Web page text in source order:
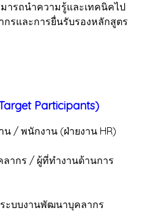
รถนำความรู้และเทคนิคไป
รและการยื่นรับรองหลักสูตร
Participants)
/ พนักงาน (ฝ่ายงาน HR)
ากร / ผู้ที่ทำงานด้านการ
ะบบงานพัฒนาบุคลากร